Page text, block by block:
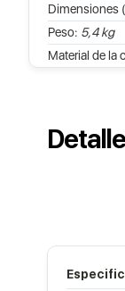
Dimensiones
Peso: 5,4 kg
Material de la